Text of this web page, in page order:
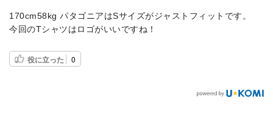
170cm58kg パタゴニアはSサイズがジャストフィットです。
今回のTシャツはロゴがいいですね！
役に立った 0